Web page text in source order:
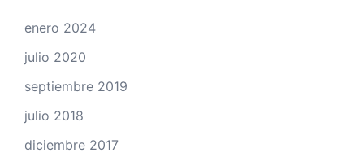
enero 2024
julio 2020
septiembre 2019
julio 2018
diciembre 2017